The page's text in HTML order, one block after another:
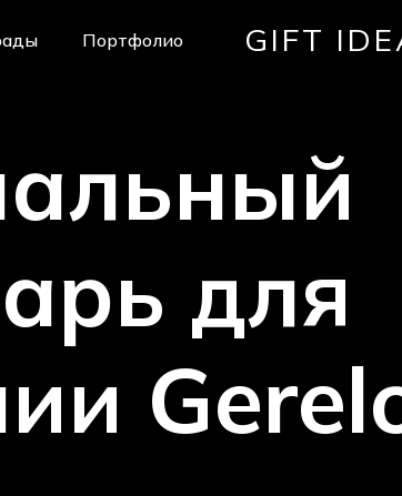
GIFT
Портфолио
для